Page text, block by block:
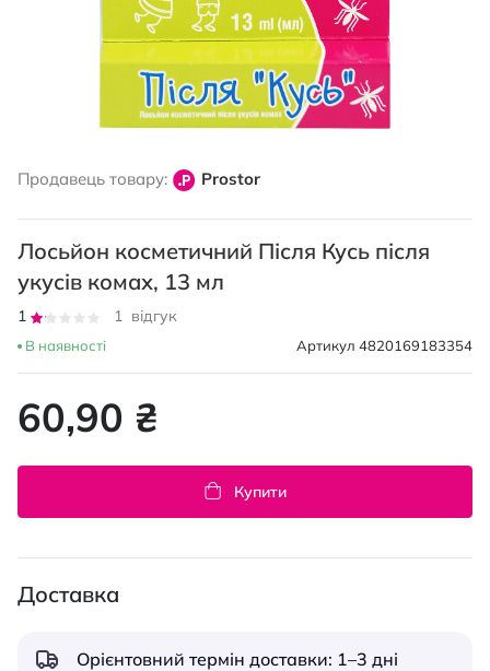
початку
зображень
Продавець товару: Prostor
Лосьйон косметичний Після Кусь після
укусів комах, 13 мл
Рейтинг:
1
1 відгук
В наявності Артикул 4820169183354
60,90 ₴
Купити
Доставка
Орієнтовний термін доставки: 1–3 дні